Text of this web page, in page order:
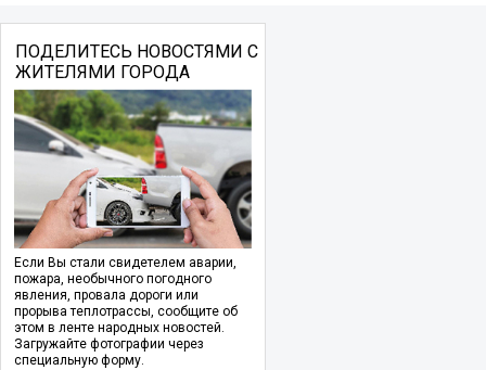
ПОДЕЛИТЕСЬ НОВОСТЯМИ С
ЖИТЕЛЯМИ ГОРОДА
Если Вы стали свидетелем аварии,
пожара, необычного погодного
явления, провала дороги или
прорыва теплотрассы, сообщите об
этом в ленте народных новостей.
Загружайте фотографии через
специальную форму.